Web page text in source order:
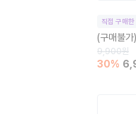
직접 구매한
(구매불가)
9,900원
30%